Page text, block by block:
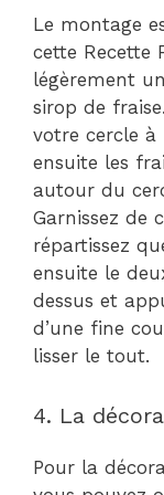
Le montage
cette Recette
légèrement
sirop de
votre cercle à
ensuite les
autour du
Garnissez de
répartissez
ensuite le
dessus et
d’une fine
lisser le tout.
4. La
Pour la